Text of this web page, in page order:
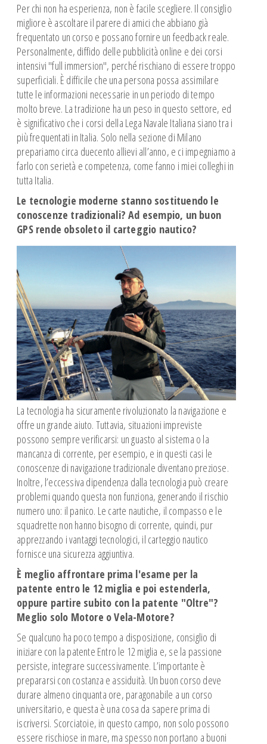
Per chi non ha esperienza, non è facile scegliere. Il consiglio
migliore è ascoltare il parere di amici che abbiano già
frequentato un corso e possano fornire un feedback reale.
Personalmente, diffido delle pubblicità online e dei corsi
intensivi "full immersion", perché rischiano di essere troppo
superficiali. È difficile che una persona possa assimilare
tutte le informazioni necessarie in un periodo di tempo
molto breve. La tradizione ha un peso in questo settore, ed
è significativo che i corsi della Lega Navale Italiana siano tra i
più frequentati in Italia. Solo nella sezione di Milano
prepariamo circa duecento allievi all’anno, e ci impegniamo a
farlo con serietà e competenza, come fanno i miei colleghi in
tutta Italia.
Le tecnologie moderne stanno sostituendo le
conoscenze tradizionali? Ad esempio, un buon
GPS rende obsoleto il carteggio nautico?
La tecnologia ha sicuramente rivoluzionato la navigazione e
offre un grande aiuto. Tuttavia, situazioni impreviste
possono sempre verificarsi: un guasto al sistema o la
mancanza di corrente, per esempio, e in questi casi le
conoscenze di navigazione tradizionale diventano preziose.
Inoltre, l’eccessiva dipendenza dalla tecnologia può creare
problemi quando questa non funziona, generando il rischio
numero uno: il panico. Le carte nautiche, il compasso e le
squadrette non hanno bisogno di corrente, quindi, pur
apprezzando i vantaggi tecnologici, il carteggio nautico
fornisce una sicurezza aggiuntiva.
È meglio affrontare prima l'esame per la
patente entro le 12 miglia e poi estenderla,
oppure partire subito con la patente "Oltre"?
Meglio solo Motore o Vela-Motore?
Se qualcuno ha poco tempo a disposizione, consiglio di
iniziare con la patente Entro le 12 miglia e, se la passione
persiste, integrare successivamente. L’importante è
prepararsi con costanza e assiduità. Un buon corso deve
durare almeno cinquanta ore, paragonabile a un corso
universitario, e questa è una cosa da sapere prima di
iscriversi. Scorciatoie, in questo campo, non solo possono
essere rischiose in mare, ma spesso non portano a buoni